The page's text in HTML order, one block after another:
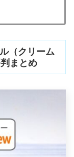
（クリーム
まとめ